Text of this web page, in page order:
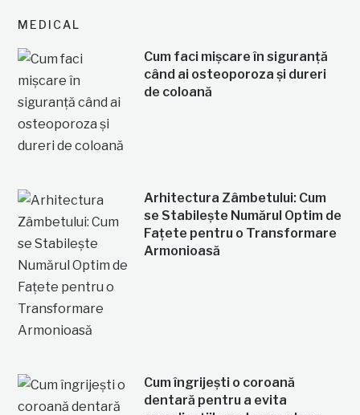
MEDICAL
Cum faci mișcare în siguranță
când ai osteoporoza și dureri
de coloană
Arhitectura Zâmbetului: Cum
se Stabilește Numărul Optim de
Fațete pentru o Transformare
Armonioasă
Cum îngrijești o coroană
dentară pentru a evita